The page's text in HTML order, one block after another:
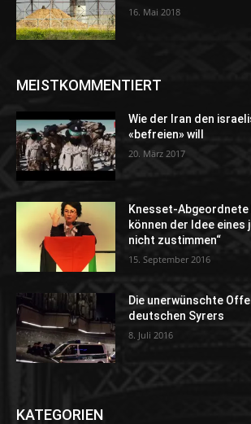
16. Mai 2018
MEISTKOMMENTIERT
Wie der Iran den
«befreien» will
20. März 2017
Knesset-Abgeordnete
können der Idee
nicht zustimmen“
15. September 2016
Die unerwünschte
deutschen Syrers
8. Juli 2016
KATEGORIEN